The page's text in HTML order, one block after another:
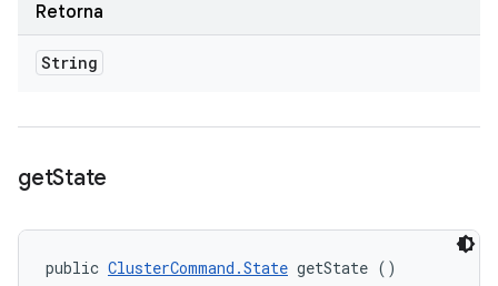
Retorna
String
getState
public ClusterCommand.State getState ()